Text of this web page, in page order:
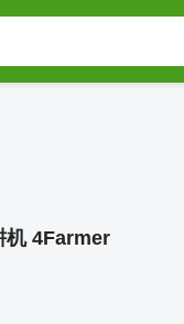
机 4Farmer